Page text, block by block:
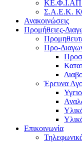
ΚΕ.Φ.Ι.ΑΠ.
Σ.Α.Ε.Κ.
Ανακοινώσεις
Προμήθειες-
Προ-
Έρευνα
Επικοινωνία